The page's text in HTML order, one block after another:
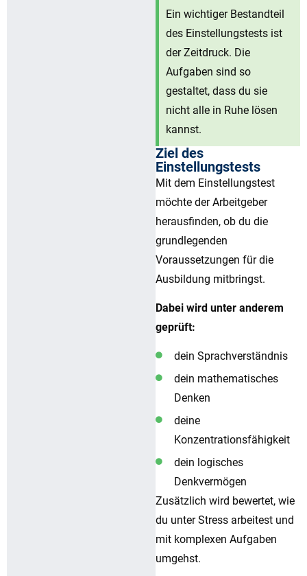
Ein wichtiger Bestandteil
des Einstellungstests ist
der Zeitdruck. Die
Aufgaben sind so
gestaltet, dass du sie
nicht alle in Ruhe lösen
kannst.
Ziel des
Einstellungstests
Mit dem Einstellungstest
möchte der Arbeitgeber
herausfinden, ob du die
grundlegenden
Voraussetzungen für die
Ausbildung mitbringst.
Dabei wird unter anderem
geprüft:
dein Sprachverständnis
dein mathematisches
Denken
deine
Konzentrationsfähigkeit
dein logisches
Denkvermögen
Zusätzlich wird bewertet, wie
du unter Stress arbeitest und
mit komplexen Aufgaben
umgehst.